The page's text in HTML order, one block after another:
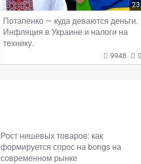
Потапенко — куда деваются деньги.
Инфляция в Украине и налоги на
технику.
9948 0
Рост нишевых товаров: как
формируется спрос на bongs на
современном рынке